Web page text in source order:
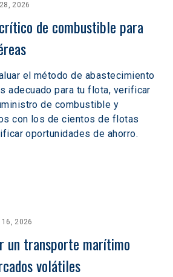
2026
de combustible para
el método de abastecimiento
adecuado para tu flota, verificar
de combustible y
con los de cientos de flotas
oportunidades de ahorro.
2026
un transporte marítimo
volátiles